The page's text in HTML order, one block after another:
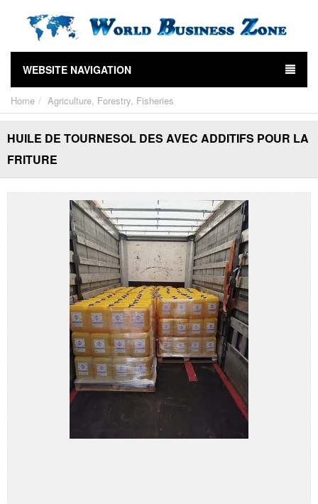
WEBSITE NAVIGATION
Home Agriculture, Forestry, Fisheries
HUILE DE TOURNESOL DES AVEC ADDITIFS POUR LA
FRITURE